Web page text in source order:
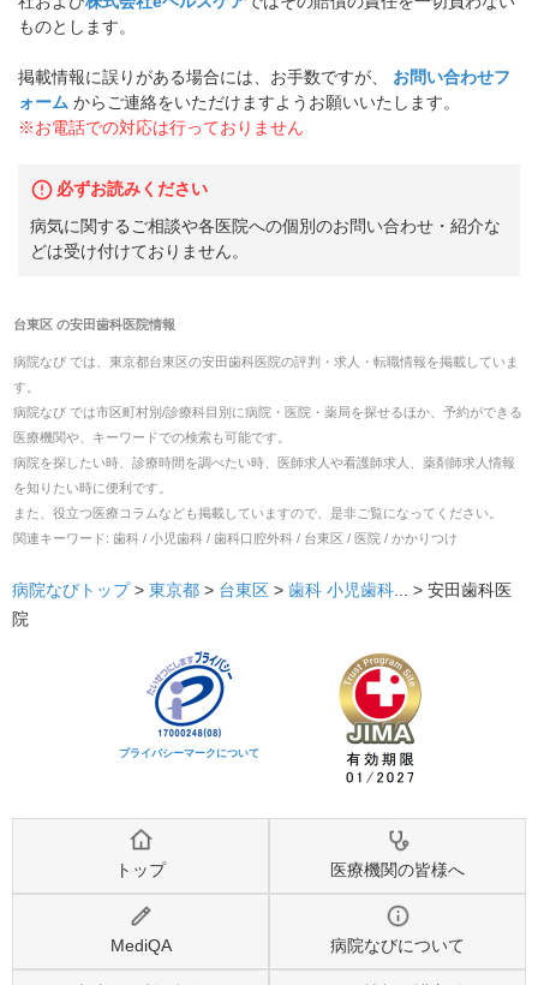
ものとします。
掲載情報に誤りがある場合には、お手数ですが、
お問い合わせフ
ォーム からご連絡をいただけますようお願いいたします。
※お電話での対応は行っておりません
必ずお読みください
病気に関するご相談や各医院への個別のお問い合わせ・紹介な
どは受け付けておりません。
台東区の安田歯科医院情報
病院なび では、 東京都台東区の安田歯科医院の評判・求人・転職情報を掲載していま
す。
病院なび では市区町村別/診療科目別に病院・医院・薬局を探せるほか、予約ができる
医療機関や、キーワードでの検索も可能です。
病院を探したい時、診療時間を調べたい時、医師求人や看護師求人、薬剤師求人情報
を知りたい時に便利です。
また、役立つ医療コラムなども掲載していますので、是非ご覧になってください。
関連キーワード: 歯科 / 小児歯科 / 歯科口腔外科 / 台東区 / 医院 / かかりつけ
病院なびトップ > 東京都 > 台東区 > 歯科 小児歯科... > 安田歯科医
院
プライバシーマークについて
トップ 医療機関の皆様へ
MediQA 病院なびについて